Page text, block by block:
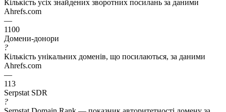
Кількість усіх знайдених зворотних посилань за даними
Ahrefs.com
—
1100
Домени-донори
?
Кількість унікальних доменів, що посилаються, за даними
Ahrefs.com
—
113
Serpstat SDR
?